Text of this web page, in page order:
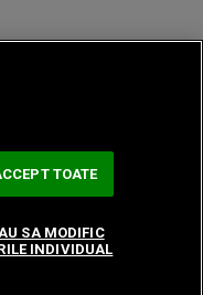
TOATE
SA MODIFIC
INDIVIDUAL